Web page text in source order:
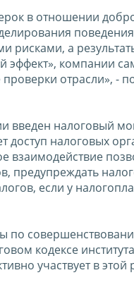
в отношении
а
эффект», компании
отрасли», -
введен налоговый
доступ налоговых
взаимодействие
предупреждать
если у
по
кодексе
участвует в этой